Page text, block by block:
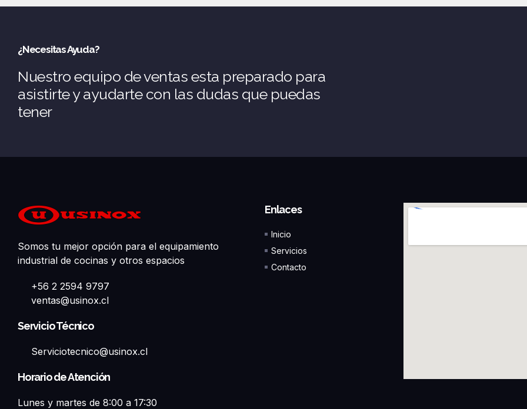
¿Necesitas Ayuda?
Nuestro equipo de ventas esta preparado para
asistirte y ayudarte con las dudas que puedas
tener
Somos tu mejor opción para el equipamiento
industrial de cocinas y otros espacios
+56 2 2594 9797
ventas@usinox.cl
Servicio Técnico
Serviciotecnico@usinox.cl
Horario de Atención
Lunes y martes de 8:00 a 17:30
Enlaces
Inicio
Servicios
Contacto